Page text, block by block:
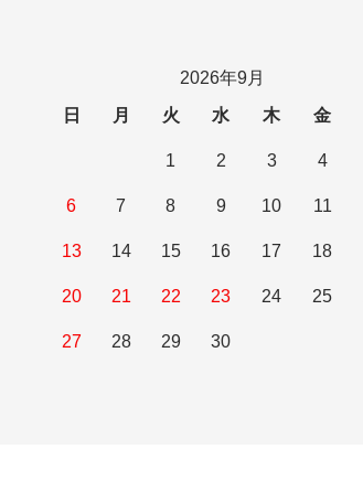
2026年9月
日
月 火 水 木 金
1 2 3 4
6 7 8 9 10 11
13 14 15 16 17 18
20 21 22 23 24 25
27 28 29 30